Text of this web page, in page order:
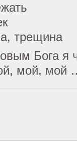
трещина
Бога
мой, мой